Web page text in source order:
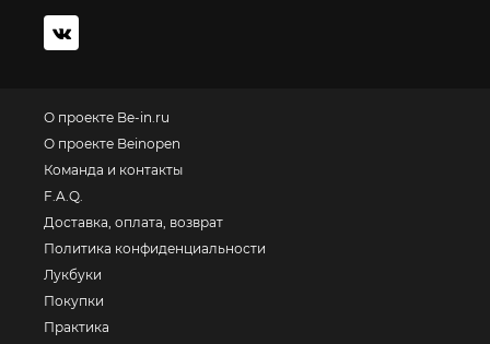
О проекте Be-in.ru
О проекте Beinopen
Команда и контакты
F.A.Q.
Доставка, оплата, возврат
Политика конфиденциальности
Лукбуки
Покупки
Практика